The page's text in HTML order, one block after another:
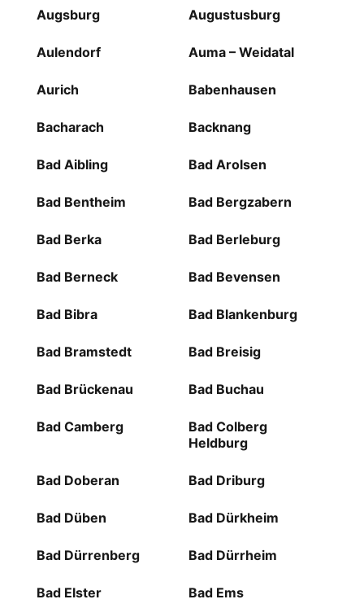
Augsburg Augustusburg
Aulendorf Auma – Weidatal
Aurich Babenhausen
Bacharach Backnang
Bad Aibling Bad Arolsen
Bad Bentheim Bad Bergzabern
Bad Berka Bad Berleburg
Bad Berneck Bad Bevensen
Bad Bibra Bad Blankenburg
Bad Bramstedt Bad Breisig
Bad Brückenau Bad Buchau
Bad Camberg
Bad Colberg
Heldburg
Bad Doberan Bad Driburg
Bad Düben Bad Dürkheim
Bad Dürrenberg Bad Dürrheim
Bad Elster Bad Ems